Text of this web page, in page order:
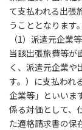
て支払われる出張
うこととなります。
（1）派遣元企業
当該出張旅費等が
く、派遣元企業や
す。）に支払われ
企業等」といいま
係る対価として、
た適格請求書の保